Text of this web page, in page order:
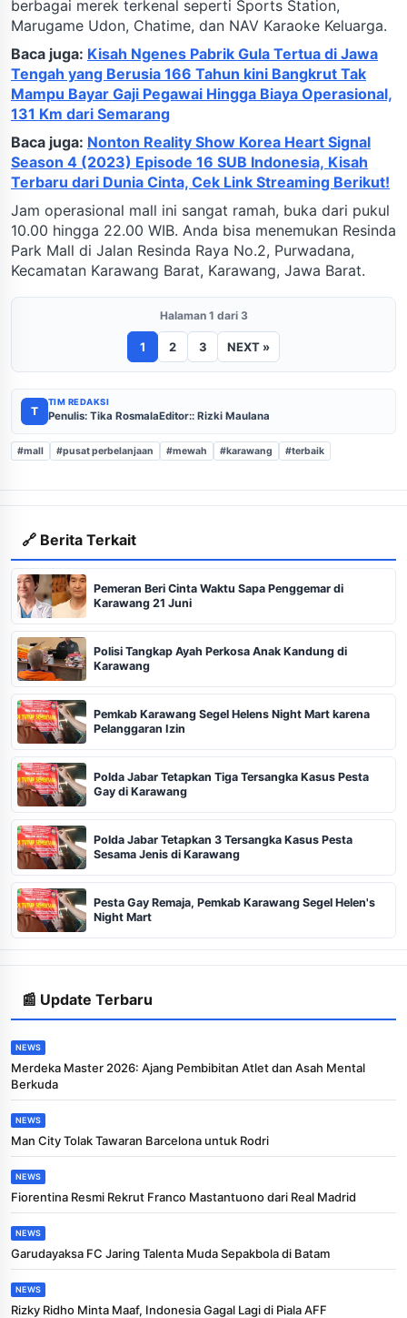
berbagai merek terkenal seperti Sports Station,
Marugame Udon, Chatime, dan NAV Karaoke Keluarga.
Baca juga: Kisah Ngenes Pabrik Gula Tertua di Jawa
Tengah yang Berusia 166 Tahun kini Bangkrut Tak
Mampu Bayar Gaji Pegawai Hingga Biaya Operasional,
131 Km dari Semarang
Baca juga: Nonton Reality Show Korea Heart Signal
Season 4 (2023) Episode 16 SUB Indonesia, Kisah
Terbaru dari Dunia Cinta, Cek Link Streaming Berikut!
Jam operasional mall ini sangat ramah, buka dari pukul
10.00 hingga 22.00 WIB. Anda bisa menemukan Resinda
Park Mall di Jalan Resinda Raya No.2, Purwadana,
Kecamatan Karawang Barat, Karawang, Jawa Barat.
Halaman 1 dari 3
1 2 3 NEXT »
T
TIM REDAKSI
Penulis: Tika RosmalaEditor:: Rizki Maulana
#mall #pusat perbelanjaan #mewah #karawang #terbaik
🔗 Berita Terkait
Pemeran Beri Cinta Waktu Sapa Penggemar di
Karawang 21 Juni
Polisi Tangkap Ayah Perkosa Anak Kandung di
Karawang
Pemkab Karawang Segel Helens Night Mart karena
Pelanggaran Izin
Polda Jabar Tetapkan Tiga Tersangka Kasus Pesta
Gay di Karawang
Polda Jabar Tetapkan 3 Tersangka Kasus Pesta
Sesama Jenis di Karawang
Pesta Gay Remaja, Pemkab Karawang Segel Helen's
Night Mart
📰 Update Terbaru
NEWS
Merdeka Master 2026: Ajang Pembibitan Atlet dan Asah Mental
Berkuda
NEWS
Man City Tolak Tawaran Barcelona untuk Rodri
NEWS
Fiorentina Resmi Rekrut Franco Mastantuono dari Real Madrid
NEWS
Garudayaksa FC Jaring Talenta Muda Sepakbola di Batam
NEWS
Rizky Ridho Minta Maaf, Indonesia Gagal Lagi di Piala AFF